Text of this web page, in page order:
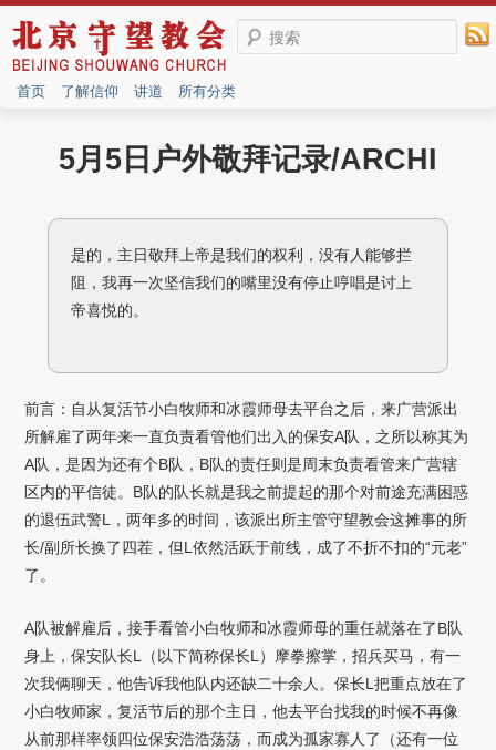
搜索
首页 了解信仰 讲道 所有分类
5月5日户外敬拜记录/ARCHI
是的，主日敬拜上帝是我们的权利，没有人能够拦
阻，我再一次坚信我们的嘴里没有停止哼唱是讨上
帝喜悦的。
前言：自从复活节小白牧师和冰霞师母去平台之后，来广营派出
所解雇了两年来一直负责看管他们出入的保安A队，之所以称其为
A队，是因为还有个B队，B队的责任则是周末负责看管来广营辖
区内的平信徒。B队的队长就是我之前提起的那个对前途充满困惑
的退伍武警L，两年多的时间，该派出所主管守望教会这摊事的所
长/副所长换了四茬，但L依然活跃于前线，成了不折不扣的“元老”
了。
A队被解雇后，接手看管小白牧师和冰霞师母的重任就落在了B队
身上，保安队长L（以下简称保长L）摩拳擦掌，招兵买马，有一
次我俩聊天，他告诉我他队内还缺二十余人。保长L把重点放在了
小白牧师家，复活节后的那个主日，他去平台找我的时候不再像
从前那样率领四位保安浩浩荡荡，而成为孤家寡人了（还有一位